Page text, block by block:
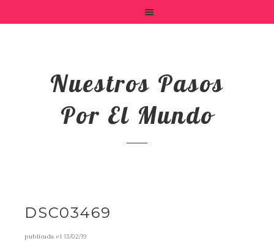
Nuestros Pasos
Por El Mundo
DSC03469
publicada el13/02/19